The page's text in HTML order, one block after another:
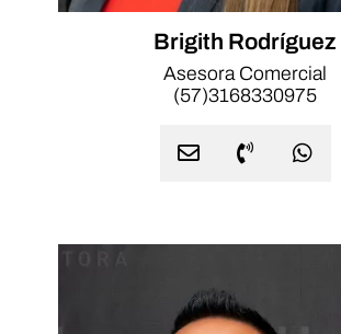
Brigith Rodríguez
Asesora Comercial
(57)3168330975